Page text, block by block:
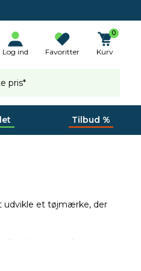
Log ind Favoritter
0
Kurv
pris*
Tilbud %
udvikle et tøjmærke, der
unik er at de fører
efter Rogelli tøj i